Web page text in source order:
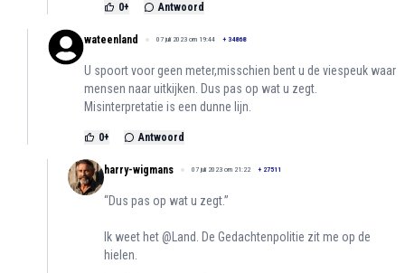
0+ Antwoord
wateenland 07 juli 2023 om 19:44 + 34868
U spoort voor geen meter,misschien bent u de viespeuk waar
mensen naar uitkijken. Dus pas op wat u zegt.
Misinterpretatie is een dunne lijn.
0+ Antwoord
harry-wigmans 07 juli 2023 om 21:22 + 27511
“Dus pas op wat u zegt.”
Ik weet het @Land. De Gedachtenpolitie zit me op de
hielen.